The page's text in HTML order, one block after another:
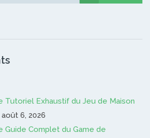
Tutoriel Exhaustif du Jeu de Maison
août 6, 2026
Guide Complet du Game de